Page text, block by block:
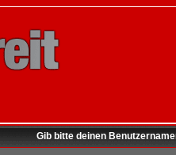
Gib bitte deinen